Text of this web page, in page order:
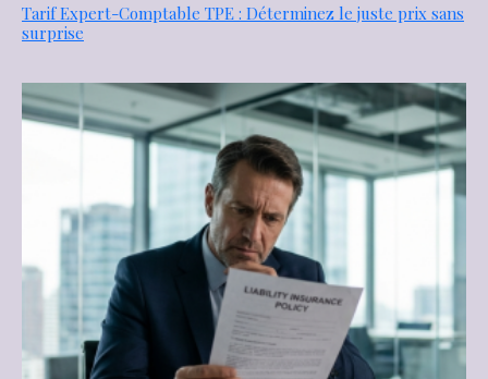
Tarif Expert-Comptable TPE : Déterminez le juste prix sans
surprise